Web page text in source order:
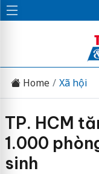
Home Xã hội
TP. HCM
1.000
sinh